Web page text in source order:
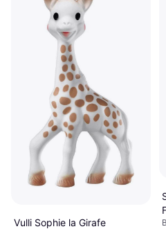
Vulli Sophie la Girafe